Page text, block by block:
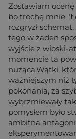
Zostawiam
bo trochę mnie
rozgryzł
tego w żaden
wyjście z wioski-
momencie ta
nużąca.Wątki,
ważniejszym niż
pokonania, za
wybrzmiewały
pomysłem było
ambitna